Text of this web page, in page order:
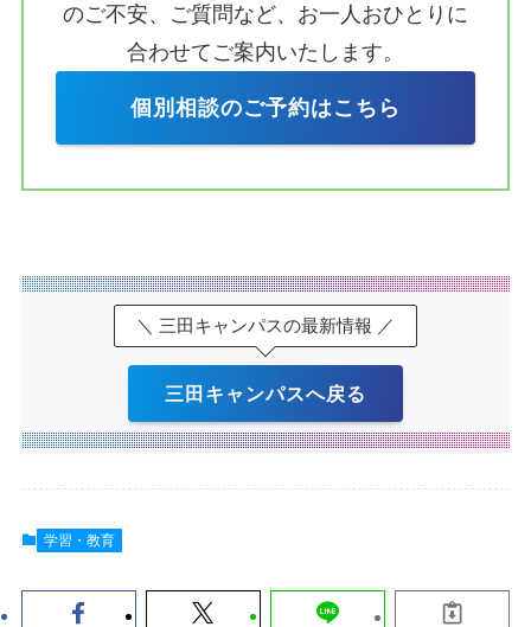
のご不安、ご質問など、お一人おひとりに
合わせてご案内いたします。
個別相談のご予約はこちら
＼ 三田キャンパスの最新情報 ／
三田キャンパスへ戻る
学習・教育